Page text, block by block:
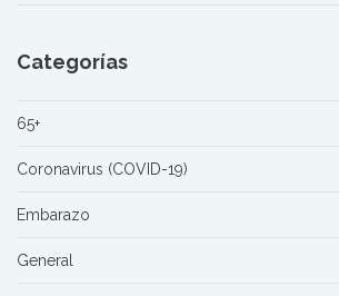
Categorías
65+
Coronavirus (COVID-19)
Embarazo
General